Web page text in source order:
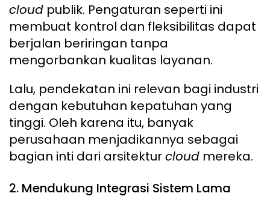
cloud publik. Pengaturan seperti ini
membuat kontrol dan fleksibilitas dapat
berjalan beriringan tanpa
mengorbankan kualitas layanan.
Lalu, pendekatan ini relevan bagi industri
dengan kebutuhan kepatuhan yang
tinggi. Oleh karena itu, banyak
perusahaan menjadikannya sebagai
bagian inti dari arsitekturcloud mereka.
2. Mendukung Integrasi Sistem Lama